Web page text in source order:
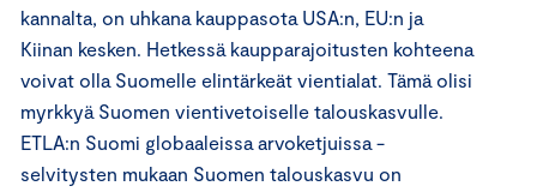
kannalta, on uhkana kauppasota USA:n, EU:n ja
Kiinan kesken. Hetkessä kaupparajoitusten kohteena
voivat olla Suomelle elintärkeät vientialat. Tämä olisi
myrkkyä Suomen vientivetoiselle talouskasvulle.
ETLA:n Suomi globaaleissa arvoketjuissa -
selvitysten mukaan Suomen talouskasvu on